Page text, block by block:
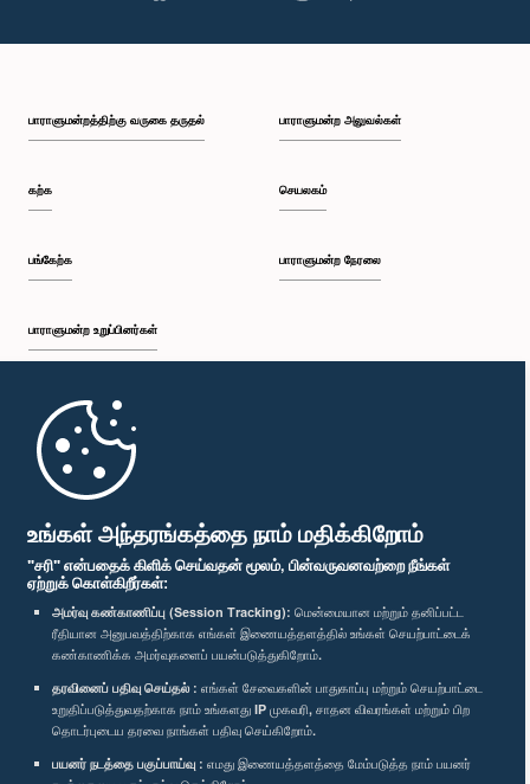
உங்கள் அந்தரங்கத்தை நாம் மதிக்கிறோம்
"சரி" என்பதைக் கிளிக் செய்வதன் மூலம், பின்வருவனவற்றை நீங்கள்
ஏற்றுக் கொள்கிறீர்கள்:
அமர்வு கண்காணிப்பு (Session Tracking): மென்மையான மற்றும் தனிப்பட்ட
ரீதியான அனுபவத்திற்காக எங்கள் இணையத்தளத்தில் உங்கள் செயற்பாட்டைக்
கண்காணிக்க அமர்வுகளைப் பயன்படுத்துகிறோம்.
தரவினைப் பதிவு செய்தல் : எங்கள் சேவைகளின் பாதுகாப்பு மற்றும் செயற்பாட்டை
உறுதிப்படுத்துவதற்காக நாம் உங்களது IP முகவரி, சாதன விவரங்கள் மற்றும் பிற
தொடர்புடைய தரவை நாங்கள் பதிவு செய்கிறோம்.
பயனர் நடத்தை பகுப்பாய்வு : எமது இணையத்தளத்தை மேம்படுத்த நாம் பயனர்
பாராளுமன்றத்திற்கு வருகை தருதல்
கற்க
பங்கேற்க
பாராளுமன்ற உறுப்பினர்கள்
முதற்பக்கம்
பாராளுமன்ற அலுவல்கள்
செயலகம்
பாராளுமன்ற நேரலை
பாராளுமன்ற கையடக்க செயலி
எம்மை பின்தொடர்க :
விருதுகள்